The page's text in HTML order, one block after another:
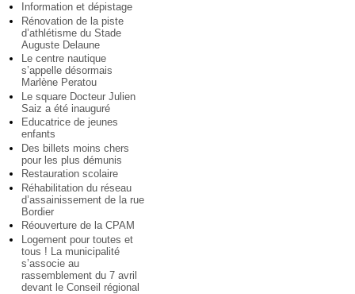
Information et dépistage
Rénovation de la piste
d’athlétisme du Stade
Auguste Delaune
Le centre nautique
s’appelle désormais
Marlène Peratou
Le square Docteur Julien
Saiz a été inauguré
Educatrice de jeunes
enfants
Des billets moins chers
pour les plus démunis
Restauration scolaire
Réhabilitation du réseau
d’assainissement de la rue
Bordier
Réouverture de la CPAM
Logement pour toutes et
tous ! La municipalité
s’associe au
rassemblement du 7 avril
devant le Conseil régional